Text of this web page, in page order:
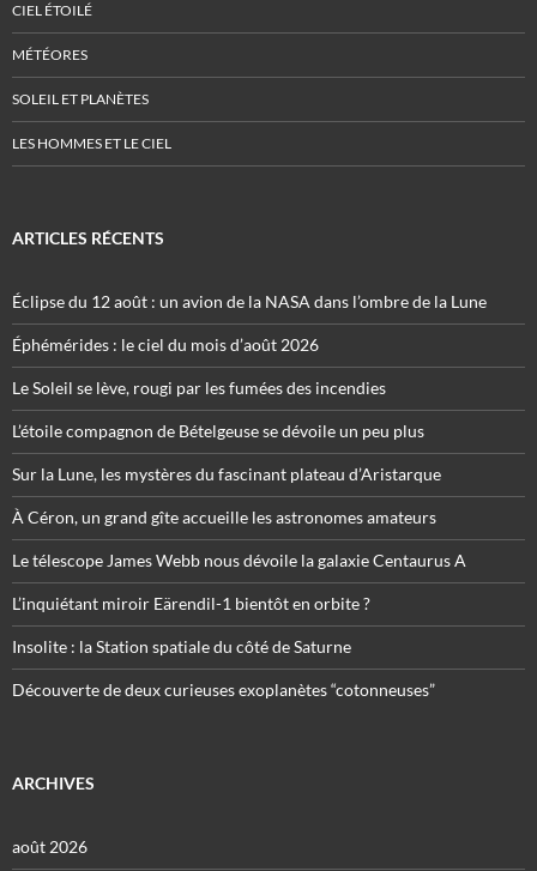
CIEL ÉTOILÉ
MÉTÉORES
SOLEIL ET PLANÈTES
LES HOMMES ET LE CIEL
ARTICLES RÉCENTS
Éclipse du 12 août : un avion de la NASA dans l’ombre de la Lune
Éphémérides : le ciel du mois d’août 2026
Le Soleil se lève, rougi par les fumées des incendies
L’étoile compagnon de Bételgeuse se dévoile un peu plus
Sur la Lune, les mystères du fascinant plateau d’Aristarque
À Céron, un grand gîte accueille les astronomes amateurs
Le télescope James Webb nous dévoile la galaxie Centaurus A
L’inquiétant miroir Eärendil-1 bientôt en orbite ?
Insolite : la Station spatiale du côté de Saturne
Découverte de deux curieuses exoplanètes “cotonneuses”
ARCHIVES
août 2026